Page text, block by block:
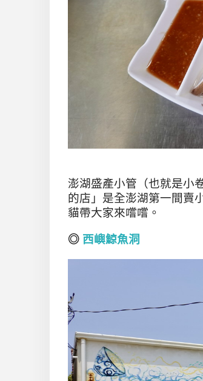
澎湖盛產小管（也就是小
的店」是全澎湖第一間賣
貓帶大家來嚐嚐。
◎ 西嶼鯨魚洞